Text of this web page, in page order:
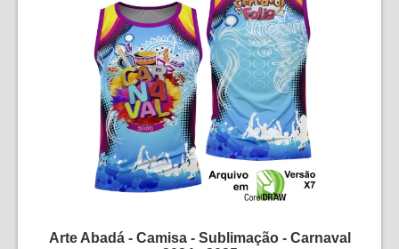
Arte Abadá - Camisa - Sublimação - Carnaval